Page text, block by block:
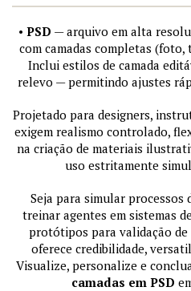
• PSD — arquivo em alta
com camadas completas
Inclui estilos de camada
relevo — permitindo ajustes
Projetado para designers,
exigem realismo controlado,
na criação de materiais
uso estritamente
Seja para simular
treinar agentes em sistemas
protótipos para validação de
oferece credibilidade,
Visualize, personalize e
camadas em PSD